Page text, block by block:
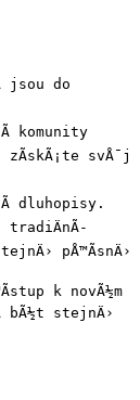
jsou do
komunity
zÃ­skÃ¡te svÅ¯j
dluhopisy.
tradiÄnÃ­
pÅ™Ã­snÄ›
k novÃ½m
bÃ½t stejnÄ›